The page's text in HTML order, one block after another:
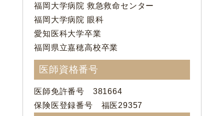
福岡大学病院 救急救命センター
福岡大学病院 眼科
愛知医科大学卒業
福岡県立嘉穂高校卒業
医師資格番号
医師免許番号 381664
保険医登録番号 福医29357